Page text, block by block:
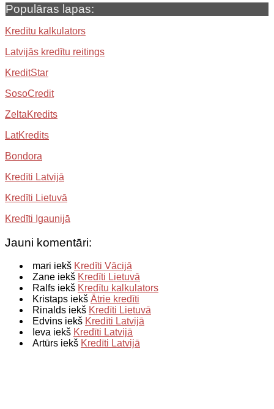
Populāras lapas:
Kredītu kalkulators
Latvijās kredītu reitings
KreditStar
SosoCredit
ZeltaKredits
LatKredits
Bondora
Kredīti Latvijā
Kredīti Lietuvā
Kredīti Igaunijā
Jauni komentāri:
mari iekš Kredīti Vācijā
Zane iekš Kredīti Lietuvā
Ralfs iekš Kredītu kalkulators
Kristaps iekš Ātrie kredīti
Rinalds iekš Kredīti Lietuvā
Edvins iekš Kredīti Latvijā
Ieva iekš Kredīti Latvijā
Artūrs iekš Kredīti Latvijā